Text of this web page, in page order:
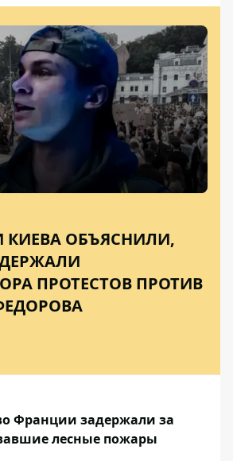
ОБЪЯСНИЛИ,
ПРОТЕСТОВ ПРОТИВ
Франции задержали за
лесные пожары